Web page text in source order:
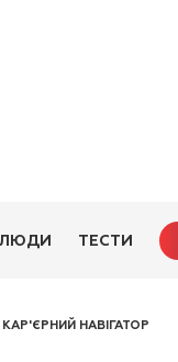
ЛЮДИ ТЕСТИ
КАР'ЄРНИЙ НАВІГАТОР